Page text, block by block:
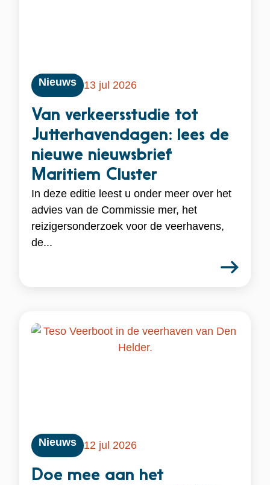
Nieuws 13 jul 2026
Van verkeersstudie tot
Jutterhavendagen: lees de
nieuwe nieuwsbrief
Maritiem Cluster
In deze editie leest u onder meer over het
advies van de Commissie mer, het
reizigersonderzoek voor de veerhavens,
de...
Nieuws 12 jul 2026
Doe mee aan het